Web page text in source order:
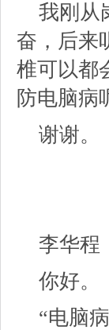
我刚从
奋，后来
椎可以都
防电脑病
谢谢。
李华程
你好。
“电脑